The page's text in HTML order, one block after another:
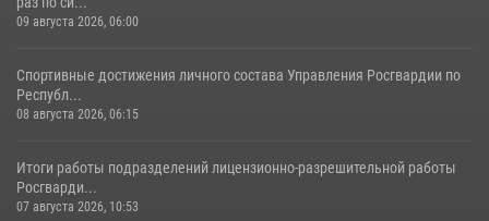
09 августа 2026, 06:00
Спортивные достижения личного состава Управления Росгвардии по
Республ...
08 августа 2026, 06:15
Итоги работы подразделений лицензионно-разрешительной работы
Росгварди...
07 августа 2026, 10:53